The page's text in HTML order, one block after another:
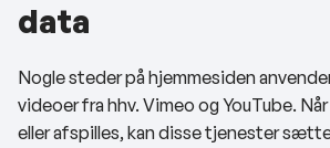
Kontakt os
Telefon- og åbningstider
Tilgængelighedserklæring
data
Nogle steder på hjemmesiden
videoer fra hhv. Vimeo og YouTube.
eller afspilles, kan disse tjenester